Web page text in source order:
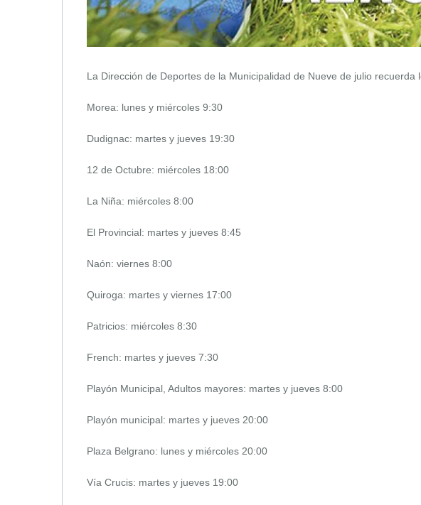
La Dirección de Deportes de la Municipalidad de Nueve de julio recuerda
Morea: lunes y miércoles 9:30
Dudignac: martes y jueves 19:30
12 de Octubre: miércoles 18:00
La Niña: miércoles 8:00
El Provincial: martes y jueves 8:45
Naón: viernes 8:00
Quiroga: martes y viernes 17:00
Patricios: miércoles 8:30
French: martes y jueves 7:30
Playón Municipal, Adultos mayores: martes y jueves 8:00
Playón municipal: martes y jueves 20:00
Plaza Belgrano: lunes y miércoles 20:00
Vía Crucis: martes y jueves 19:00